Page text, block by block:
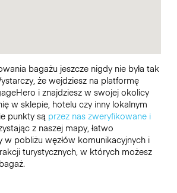
bagażu jeszcze nigdy nie była tak
że wejdziesz na platformę
i znajdziesz w swojej okolicy
w sklepie, hotelu czy inny lokalnym
punkty są przez nas zweryfikowane i
z naszej mapy, łatwo
w pobliżu węzłów komunikacyjnych i
turystycznych, w których możesz